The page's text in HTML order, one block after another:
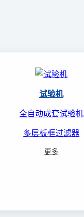
试验机
全自动成套试验机
多层板框过滤器
更多